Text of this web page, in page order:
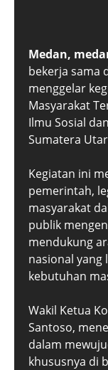
Medan,
bekerja sama
menggelar
Masyarakat
Ilmu Sosial
Sumatera
Kegiatan ini
pemerintah,
masyarakat
publik
mendukung
nasional
kebutuhan
Wakil Ketua
Santoso,
dalam
khususnya di